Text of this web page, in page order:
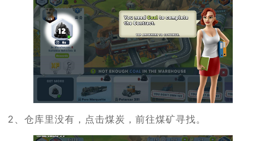
2、仓库里没有，点击煤炭，前往煤矿寻找。